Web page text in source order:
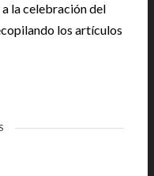
la celebración del
los artículos